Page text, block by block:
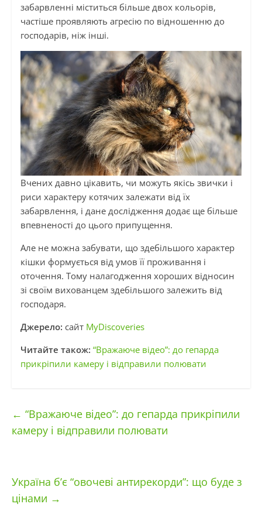
забарвленні міститься більше двох кольорів,
частіше проявляють агресію по відношенню до
господарів, ніж інші.
Вчених давно цікавить, чи можуть якісь звички і
риси характеру котячих залежати від їх
забарвлення, і дане дослідження додає ще більше
впевненості до цього припущення.
Але не можна забувати, що здебільшого характер
кішки формується від умов її проживання і
оточення. Тому налагодження хороших відносин
зі своїм вихованцем здебільшого залежить від
господаря.
Джерело: сайт MyDiscoveries
Читайте також: “Вражаюче відео”: до гепарда
прикріпили камеру і відправили полювати
← “Вражаюче відео”: до гепарда прикріпили
камеру і відправили полювати
Україна б’є “овочеві антирекорди”: що буде з
цінами →